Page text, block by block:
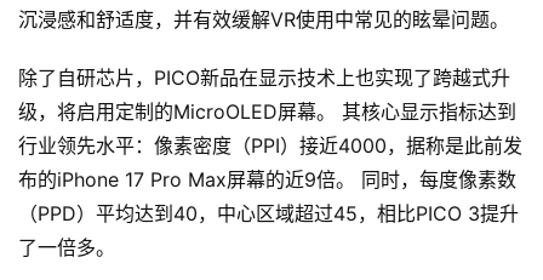
I
知
识
库
沉浸感和舒适度，并有效缓解VR使用中常见的眩晕问题。
除了自研芯片，PICO新品在显示技术上也实现了跨越式升
级，将启用定制的MicroOLED屏幕。 其核心显示指标达到
行业领先水平：像素密度（PPI）接近4000，据称是此前发
布的iPhone 17 Pro Max屏幕的近9倍。 同时，每度像素数
（PPD）平均达到40，中心区域超过45，相比PICO 3提升
了一倍多。